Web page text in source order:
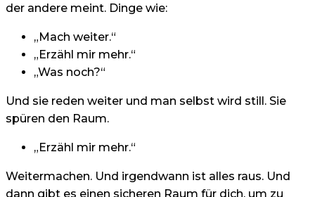
der andere meint. Dinge wie:
„Mach weiter.“
„Erzähl mir mehr.“
„Was noch?“
Und sie reden weiter und man selbst wird still. Sie
spüren den Raum.
„Erzähl mir mehr.“
Weitermachen. Und irgendwann ist alles raus. Und
dann gibt es einen sicheren Raum für dich, um zu